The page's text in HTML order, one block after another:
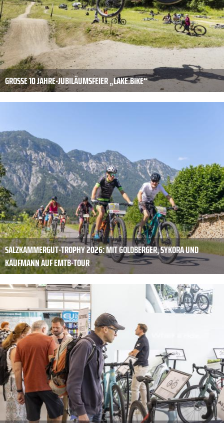
GROSSE 10 JAHRE-JUBILÄUMSFEIER „LAKE.BIKE“
SALZKAMMERGUT-TROPHY 2026: MIT GOLDBERGER, SYKORA UND
KAUFMANN AUF EMTB-TOUR